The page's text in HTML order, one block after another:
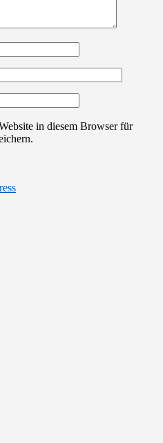
in diesem Browser für